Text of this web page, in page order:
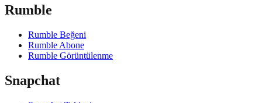
Rumble
Rumble Beğeni
Rumble Abone
Rumble Görüntülenme
Snapchat